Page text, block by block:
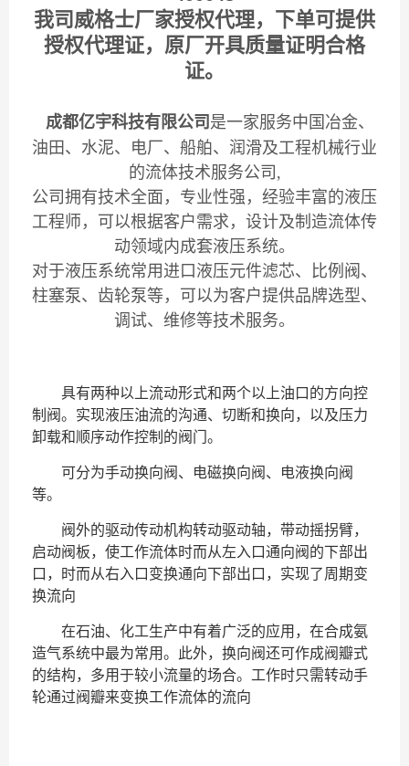
我司威格士厂家授权代理，下单可提供
授权代理证，原厂开具质量证明合格
证。
成都亿宇科技有限公司 是一家服务中国冶金、
油田、水泥、电厂、船舶、润滑及工程机械行业
的流体技术服务公司,
公司拥有技术全面，专业性强，经验丰富的液压
工程师，可以根据客户需求，设计及制造流体传
动领域内成套液压系统。
对于液压系统常用进口液压元件滤芯、比例阀、
柱塞泵、齿轮泵等，可以为客户提供品牌选型、
调试、维修等技术服务。
具有两种以上流动形式和两个以上油口的方向控
制阀。实现液压油流的沟通、切断和换向，以及压力
卸载和顺序动作控制的阀门。
可分为手动换向阀、 电磁换向阀 、
电液换向阀
等。
阀外的驱动传动机构转动驱动轴，带动摇拐臂，
启动阀板，使工作流体时而从左入口通向阀的下部出
口，时而从右入口变换通向下部出口，实现了周期变
换流向
在石油、化工生产中有着广泛的应用，在合成氨
造气系统中最为常用。此外，换向阀还可作成阀瓣式
的结构，多用于较小流量的场合。工作时只需转动手
轮通过阀瓣来变换工作流体的流向